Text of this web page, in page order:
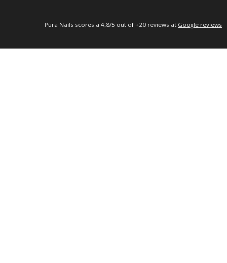
Pura Nails scores a 4,8/5 out of +20 reviews at Google reviews